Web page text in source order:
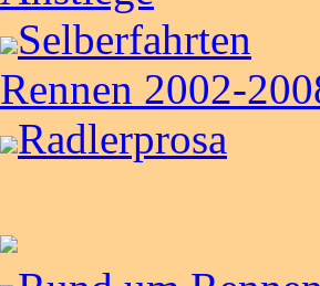
Selberfahrten
Rennen 2002-
Radlerprosa